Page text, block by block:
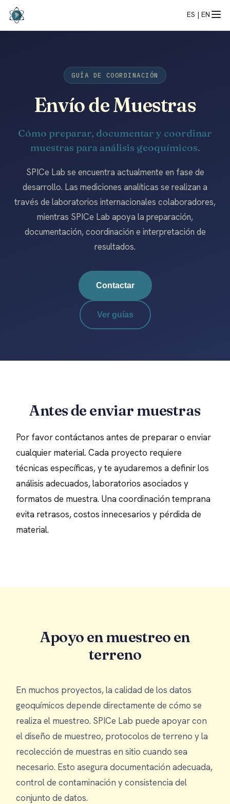
ES | EN
GUÍA DE COORDINACIÓN
Envío de Muestras
Cómo preparar, documentar y coordinar
muestras para análisis geoquímicos.
SPICe Lab se encuentra actualmente en fase de
desarrollo. Las mediciones analíticas se realizan a
través de laboratorios internacionales colaboradores,
mientras SPICe Lab apoya la preparación,
documentación, coordinación e interpretación de
resultados.
Contactar
Ver guías
Antes de enviar muestras
Por favor contáctanos antes de preparar o enviar
cualquier material. Cada proyecto requiere
técnicas específicas, y te ayudaremos a definir los
análisis adecuados, laboratorios asociados y
formatos de muestra. Una coordinación temprana
evita retrasos, costos innecesarios y pérdida de
material.
Apoyo en muestreo en
terreno
En muchos proyectos, la calidad de los datos
geoquímicos depende directamente de cómo se
realiza el muestreo. SPICe Lab puede apoyar con
el diseño de muestreo, protocolos de terreno y la
recolección de muestras en sitio cuando sea
necesario. Esto asegura documentación adecuada,
control de contaminación y consistencia del
conjunto de datos.